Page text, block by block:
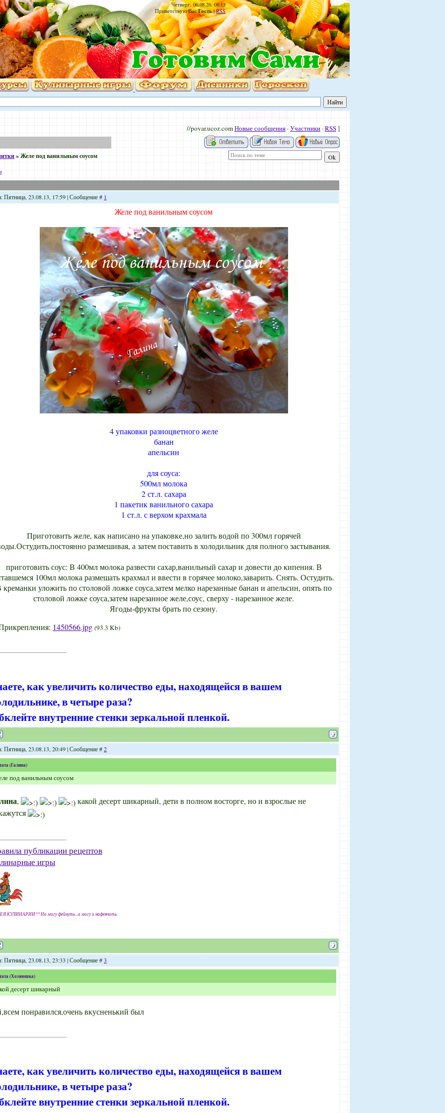
Четверг, 06.08.26, 08:13
Приветствую Вас Гость|RSS
//povar.ucoz.comНовые сообщения ·Участники ·RSS]
»Желе под ванильным соусом
Пятница, 23.08.13, 17:59 | Сообщение # 1
Желе под ванильным соусом
4 упаковки разноцветного желе
банан
апельсин
для соуса:
500мл молока
2 ст.л. сахара
1 пакетик ванильного сахара
1 ст.л. с верхом крахмала
Приготовить желе, как написано на упаковке,но залить водой по 300мл горячей
размешивая, а затем поставить в холодильник для полного застывания.
приготовить соус: В 400мл молока развести сахар,ванильный сахар и довести до кипения. В
100мл молока размешать крахмал и ввести в горячее молоко,заварить. Снять. Остудить.
креманки уложить по столовой ложке соуса,затем мелко нарезанные банан и апельсин, опять по
столовой ложке соуса,затем нарезанное желе,соус, сверху - нарезанное желе.
Ягоды-фрукты брать по сезону.
1450566.jpg (93.3 Kb)
как увеличить количество еды, находящейся в вашем
в четыре раза?
внутренние стенки зеркальной пленкой.
Пятница, 23.08.13, 20:49 | Сообщение #2
(Галина)
под ванильным соусом
,
какой десерт шикарный, дети в полном восторге, но и взрослые не
публикации рецептов
игры
КУЛИНАРИИ!!! Но могу фейнуть...а могу и нафеячить.
Пятница, 23.08.13, 23:33 | Сообщение #3
(Хозяюшка)
десерт шикарный
понравился,очень вкусненький был
как увеличить количество еды, находящейся в вашем
в четыре раза?
внутренние стенки зеркальной пленкой.